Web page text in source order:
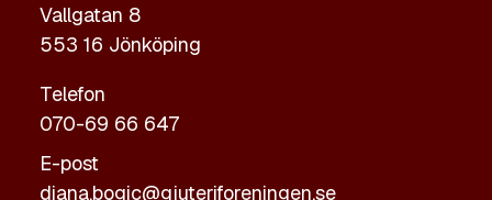
Vallgatan 8
553 16 Jönköping
Telefon
070-69 66 647
E-post
diana.bogic@gjuteriforeningen.se